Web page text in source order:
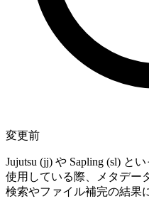
変更前
Jujutsu (jj) や Sapling (sl) と
使用している際、メタデー
検索やファイル補完の結果